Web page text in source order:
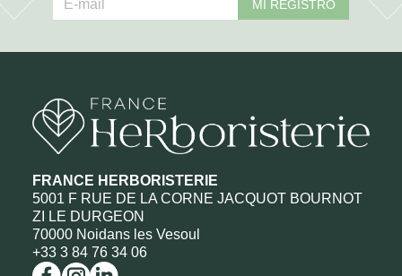
MI REGISTRO
FRANCE HERBORISTERIE
5001 F RUE DE LA CORNE JACQUOT BOURNOT
ZI LE DURGEON
70000 Noidans les Vesoul
+33 3 84 76 34 06